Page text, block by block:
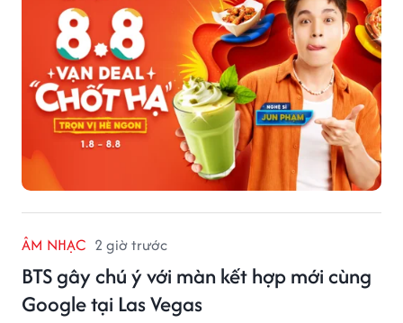
ÂM NHẠC 2 giờ trước
BTS gây chú ý với màn kết hợp mới cùng
Google tại Las Vegas